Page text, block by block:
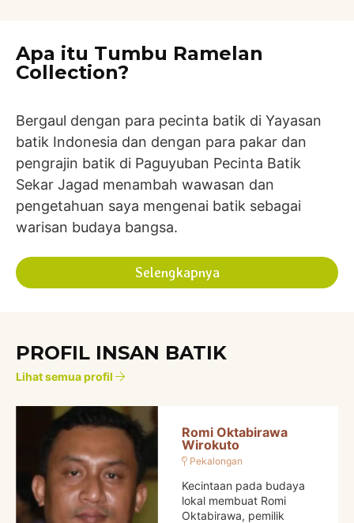
Apa itu Tumbu Ramelan
Collection?
Bergaul dengan para pecinta batik di Yayasan
batik Indonesia dan dengan para pakar dan
pengrajin batik di Paguyuban Pecinta Batik
Sekar Jagad menambah wawasan dan
pengetahuan saya mengenai batik sebagai
warisan budaya bangsa.
Selengkapnya
PROFIL INSAN BATIK
Lihat semua profil
Romi Oktabirawa
Wirokuto
Pekalongan
Kecintaan pada budaya
lokal membuat Romi
Oktabirawa, pemilik